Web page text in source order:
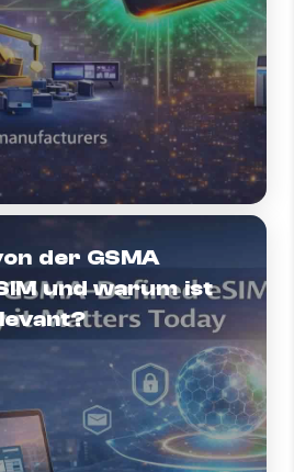
der GSMA
und warum ist